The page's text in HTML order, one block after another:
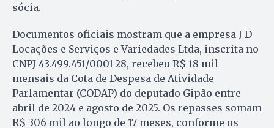
sócia.
Documentos oficiais mostram que a empresa J D
Locações e Serviços e Variedades Ltda, inscrita no
CNPJ 43.499.451/0001-28, recebeu R$ 18 mil
mensais da Cota de Despesa de Atividade
Parlamentar (CODAP) do deputado Gipão entre
abril de 2024 e agosto de 2025. Os repasses somam
R$ 306 mil ao longo de 17 meses, conforme os